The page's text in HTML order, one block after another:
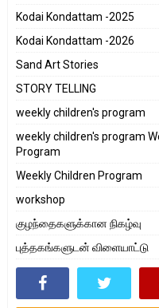
Kodai Kondattam -2025
Kodai Kondattam -2026
Sand Art Stories
STORY TELLING
weekly children's program
weekly children's program
Program
Weekly Children Program
workshop
குழந்தைகளுக்கான நிகழ்வு
புத்தகங்களுடன் விளையாட்டு